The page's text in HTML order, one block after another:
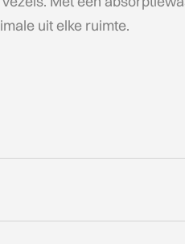
uit elke ruimte.